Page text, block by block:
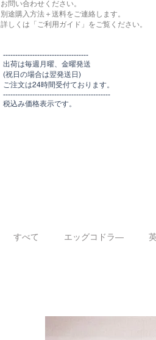
お問い合わせください。
別途購入方法＋送料をご連絡します。
​​詳しくは「ご利用ガイド」をご覧ください。
​-----------------------------------
出荷は毎週月曜、金曜発送
(祝日の場合は翌発送日)
ご注文は24時間受付ております​。
-------------------------------​-------​------
​税込み価格表示です。
すべて エッグコドラ―